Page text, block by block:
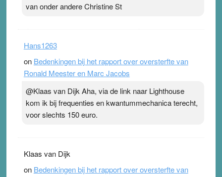
van onder andere Christine St
Hans1263
on Bedenkingen bij het rapport over oversterfte van
Ronald Meester en Marc Jacobs
@Klaas van Dijk Aha, via de link naar Lighthouse
kom ik bij frequenties en kwantummechanica terecht,
voor slechts 150 euro.
Klaas van Dijk
on Bedenkingen bij het rapport over oversterfte van